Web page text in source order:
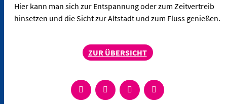
Hier kann man sich zur Entspannung oder zum Zeitvertreib
hinsetzen und die Sicht zur Altstadt und zum Fluss genießen.
ZUR ÜBERSICHT